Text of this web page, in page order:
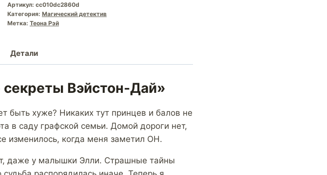
Артикул: cc010dc2860d
Категория: Магический детектив
Метка: Теона Рэй
Детали
Вэйстон-Дай»
быть хуже? Никаких тут принцев и балов не
в саду графской семьи. Домой дороги нет,
изменилось, когда меня заметил ОН.
даже у малышки Элли. Страшные тайны